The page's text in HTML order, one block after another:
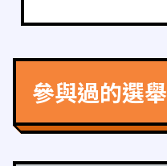
參與過的選舉